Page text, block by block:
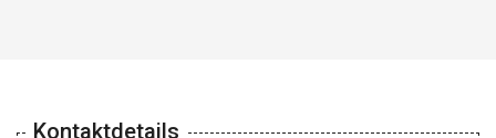
Kontaktdetails